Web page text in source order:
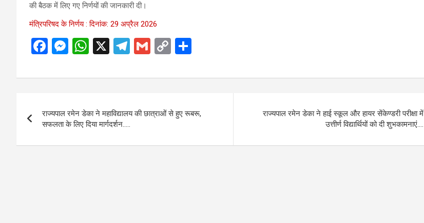
की बैठक में लिए गए निर्णयों की जानकारी दी।
मंत्रिपरिषद के निर्णय : दिनांक: 29 अप्रैल 2026
F
ce
o
o
k
M
se
g
er
W
at
A
p
p
X
T
e
a
G
ail
C
py
n
ar
navigation
राज्यपाल रमेन डेका ने महाविद्यालय की छात्राओं से हुए रूबरू,
सफलता के लिए दिया मार्गदर्शन…..
राज्यपाल रमेन डेका ने हाई स्कूल और हायर सेंकेण्डरी परीक्षा में
उत्तीर्ण विद्यार्थियों को दी शुभकामनाएं….